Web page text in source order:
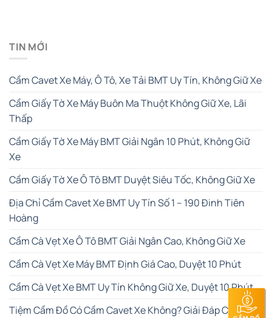
TIN MỚI
Cầm Cavet Xe Máy, Ô Tô, Xe Tải BMT Uy Tín, Không Giữ Xe
Cầm Giấy Tờ Xe Máy Buôn Ma Thuột Không Giữ Xe, Lãi
Thấp
Cầm Giấy Tờ Xe Máy BMT Giải Ngân 10 Phút, Không Giữ
Xe
Cầm Giấy Tờ Xe Ô Tô BMT Duyệt Siêu Tốc, Không Giữ Xe
Địa Chỉ Cầm Cavet Xe BMT Uy Tín Số 1 – 190 Đinh Tiên
Hoàng
Cầm Cà Vẹt Xe Ô Tô BMT Giải Ngân Cao, Không Giữ Xe
Cầm Cà Vẹt Xe Máy BMT Định Giá Cao, Duyệt 10 Phút
Cầm Cà Vẹt Xe BMT Uy Tín Không Giữ Xe, Duyệt 10 Phút
Tiệm Cầm Đồ Có Cầm Cavet Xe Không? Giải Đáp Chi Tiết